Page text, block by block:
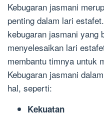
Kebugaran jasmani
penting dalam lari
kebugaran jasmani yang
menyelesaikan lari
membantu timnya untuk
Kebugaran jasmani
hal, seperti:
Kekuatan